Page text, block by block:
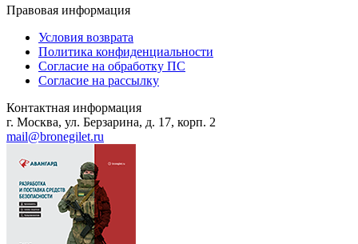
Правовая информация
Условия возврата
Политика конфиденциальности
Согласие на обработку ПС
Согласие на рассылку
Контактная информация
г. Москва, ул. Берзарина, д. 17, корп. 2
mail@bronegilet.ru